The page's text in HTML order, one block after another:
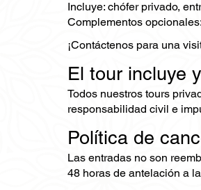
Incluye: chófer privado,
Complementos
¡Contáctenos para una
El tour incluye
Todos nuestros tours
responsabilidad civil e
Política de
Las entradas no son
48 horas de antelación a